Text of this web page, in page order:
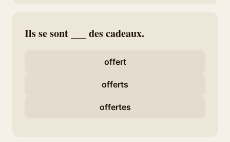
Ils se sont ___ des cadeaux.
offert
offerts
offertes